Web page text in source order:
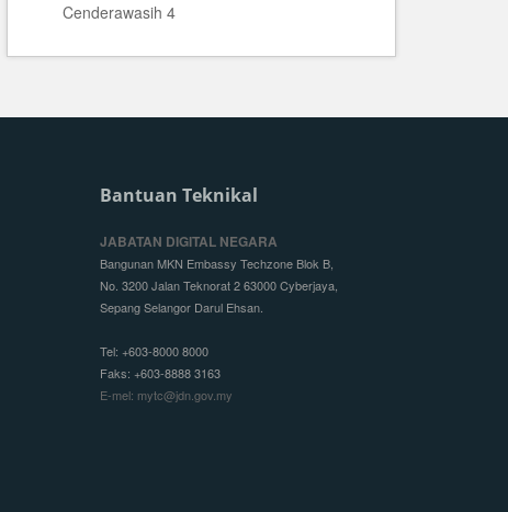
Cenderawasih 4
Bantuan Teknikal
JABATAN DIGITAL NEGARA
Bangunan MKN Embassy Techzone Blok B,
No. 3200 Jalan Teknorat 2 63000 Cyberjaya,
Sepang Selangor Darul Ehsan.
Tel: +603-8000 8000
Faks: +603-8888 3163
E-mel: mytc@jdn.gov.my